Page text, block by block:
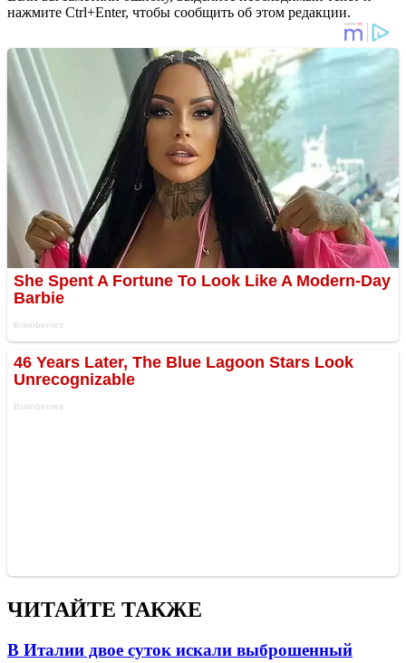
нажмите Ctrl+Enter, чтобы сообщить об этом редакции.
ЧИТАЙТЕ ТАКЖЕ
В Италии двое суток искали выброшенный